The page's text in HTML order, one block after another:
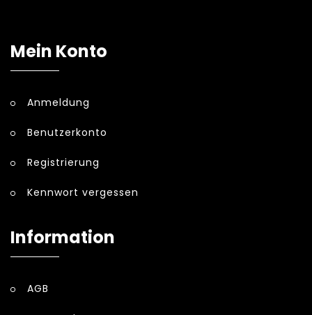
Mein Konto
Anmeldung
Benutzerkonto
Registrierung
Kennwort vergessen
Information
AGB